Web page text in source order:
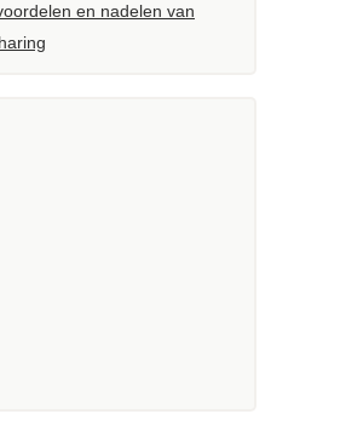
en nadelen van